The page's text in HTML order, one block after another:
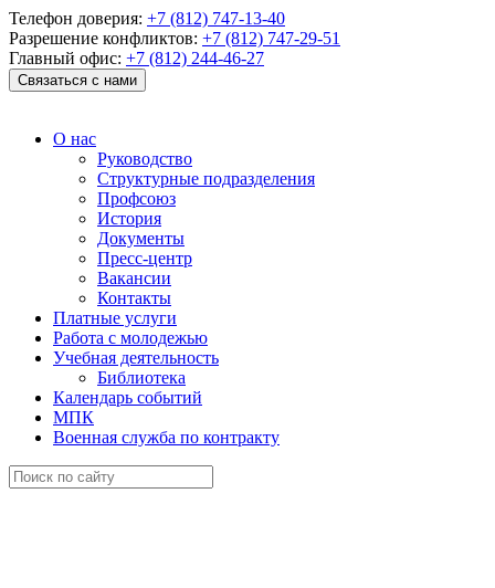
Телефон доверия: +7 (812) 747-13-40
Разрешение конфликтов: +7 (812) 747-29-51
Главный офис: +7 (812) 244-46-27
Связаться с нами
О нас
Руководство
Структурные подразделения
Профсоюз
История
Документы
Пресс-центр
Вакансии
Контакты
Платные услуги
Работа с молодежью
Учебная деятельность
Библиотека
Календарь событий
МПК
Военная служба по контракту